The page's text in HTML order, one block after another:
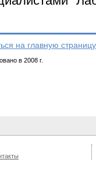
на главную
в 2008 г.